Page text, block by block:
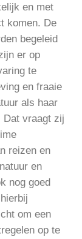
en met
komen. De
begeleid
er op
te
en fraaie
als haar
Dat vraagt zij
reizen en
en
nog goed
om een
op te